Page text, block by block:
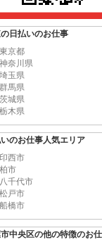
日払いのお仕事
東京都
神奈川県
埼玉県
群馬県
茨城県
栃木県
いのお仕事人気エリア
印西市
柏市
八千代市
松戸市
船橋市
中央区の他の特徴のお